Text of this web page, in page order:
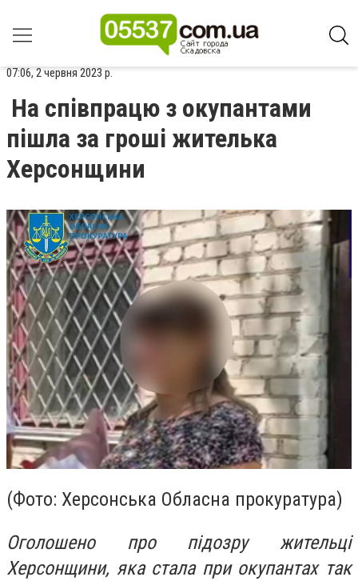
07:06, 2 червня 2023 р.
На співпрацю з окупантами
пішла за гроші жителька
Херсонщини
(Фото: Херсонська Обласна прокуратура)
Оголошено про підозру жительці
Херсонщини, яка стала при окупантах так